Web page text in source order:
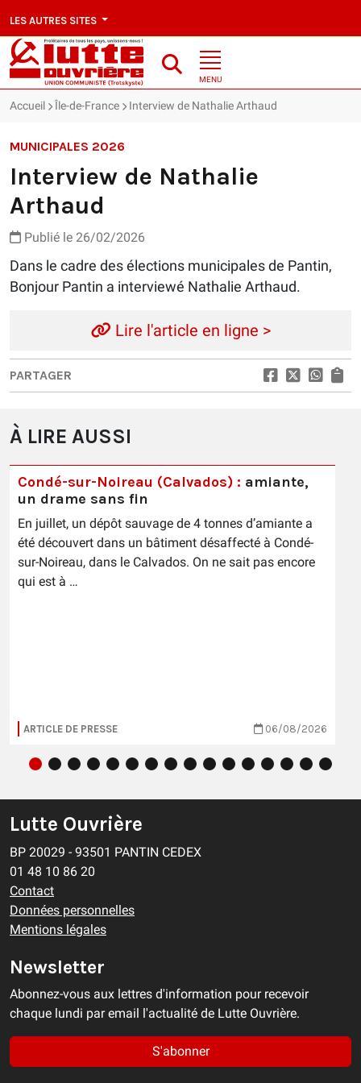
LES AUTRES SITES
MENU
Accueil Île-de-France Interview de Nathalie Arthaud
MUNICIPALES 2026
Interview de Nathalie
Arthaud
Publié le 26/02/2026
Dans le cadre des élections municipales de Pantin,
Bonjour Pantin a interviewé Nathalie Arthaud.
Lire l'article en ligne >
PARTAGER
À LIRE AUSSI
Condé-sur-Noireau (Calvados) : amiante,
un drame sans fin
En juillet, un dépôt sauvage de 4 tonnes d’amiante a
été découvert dans un bâtiment désaffecté à Condé-
sur-Noireau, dans le Calvados. On ne sait pas encore
qui est à …
ARTICLE DE PRESSE 06/08/2026
Lutte Ouvrière
BP 20029 - 93501 PANTIN CEDEX
01 48 10 86 20
Contact
Données personnelles
Mentions légales
Newsletter
Abonnez-vous aux lettres d'information pour recevoir
chaque lundi par email l'actualité de Lutte Ouvrière.
S'abonner